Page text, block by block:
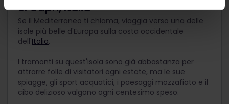
5. Capri, Italia
Se il Mediterraneo ti chiama, viaggia verso una delle
isole più belle d'Europa sulla costa occidentale
dell'Italia.
I tramonti su quest'isola sono già abbastanza per
attrarre folle di visitatori ogni estate, ma le sue
spiagge, gli sport acquatici, i paesaggi mozzafiato e il
cibo delizioso valgono ogni centesimo speso.